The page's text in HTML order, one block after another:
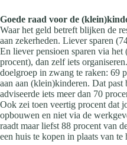
Goede raad voor de
Waar het geld betreft blijken de
aan zekerheden. Liever sparen
En liever pensioen sparen via
procent), dan zelf iets
doelgroep in zwang te raken: 69
aan aan (klein)kinderen. Dat past
adviseerde iets meer dan 70
Ook zei toen veertig procent dat
opbouwen en niet via de
raadt maar liefst 88 procent van
een huis te kopen in plaats van te